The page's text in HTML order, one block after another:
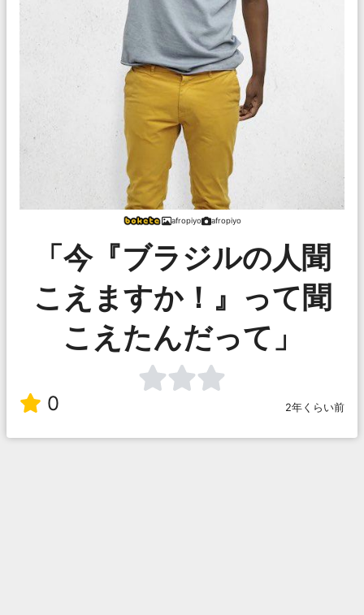
afropiyo afropiyo
「今『ブラジルの人聞
こえますか！』って聞
こえたんだって」
0 2年くらい前